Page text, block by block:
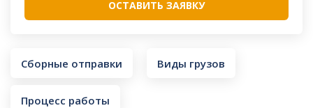
Сборные отправки Виды грузов
Процесс работы